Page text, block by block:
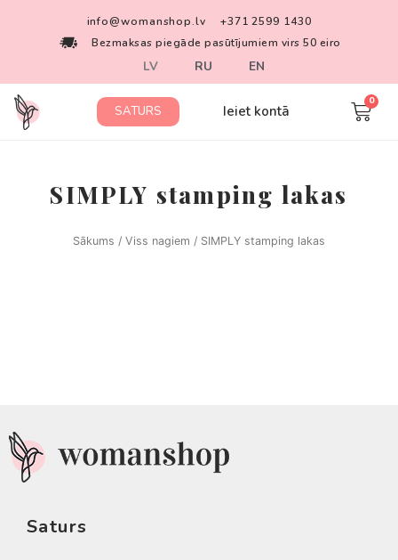
info@womanshop.lv
+371 2599 1430
Bezmaksas piegāde pasūtījumiem virs 50 eiro
LV RU EN
SATURS Ieiet kontā
SIMPLY stamping lakas
Sākums / Viss nagiem / SIMPLY stamping lakas
Saturs